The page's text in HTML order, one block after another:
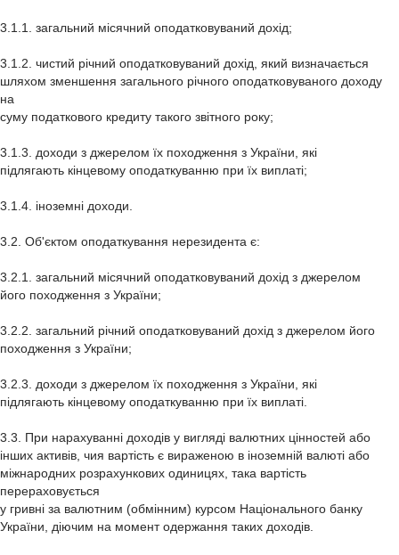
3.1.1. загальний місячний оподатковуваний дохід;
3.1.2. чистий річний оподатковуваний дохід, який визначається
шляхом зменшення загального річного оподатковуваного доходу
на
суму податкового кредиту такого звітного року;
3.1.3. доходи з джерелом їх походження з України, які
підлягають кінцевому оподаткуванню при їх виплаті;
3.1.4. іноземні доходи.
3.2. Об'єктом оподаткування нерезидента є:
3.2.1. загальний місячний оподатковуваний дохід з джерелом
його походження з України;
3.2.2. загальний річний оподатковуваний дохід з джерелом його
походження з України;
3.2.3. доходи з джерелом їх походження з України, які
підлягають кінцевому оподаткуванню при їх виплаті.
3.3. При нарахуванні доходів у вигляді валютних цінностей або
інших активів, чия вартість є вираженою в іноземній валюті або
міжнародних розрахункових одиницях, така вартість
перераховується
у гривні за валютним (обмінним) курсом Національного банку
України, діючим на момент одержання таких доходів.